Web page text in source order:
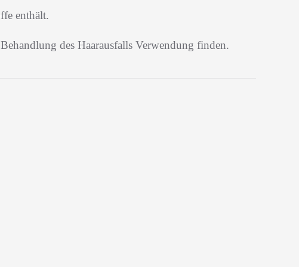
enthält.
des Haarausfalls Verwendung finden.